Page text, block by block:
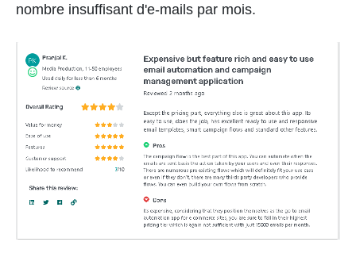
nombre insuffisant d'e-mails par mois.